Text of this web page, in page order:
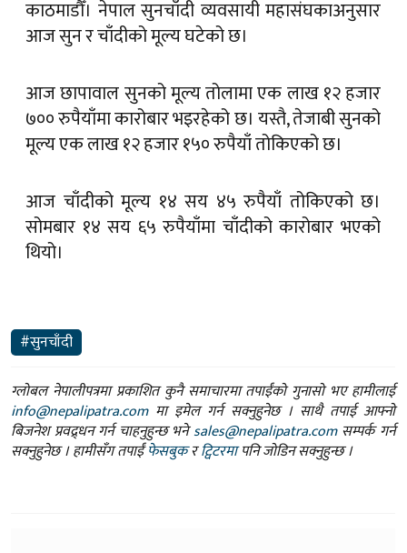
काठमाडौँ। नेपाल सुनचाँदी व्यवसायी महासंघकाअनुसार
आज सुन र चाँदीको मूल्य घटेको छ।
आज छापावाल सुनको मूल्य तोलामा एक लाख १२ हजार
७०० रुपैयाँमा कारोबार भइरहेको छ। यस्तै, तेजाबी सुनको
मूल्य एक लाख १२ हजार १५० रुपैयाँ तोकिएको छ।
आज चाँदीको मूल्य १४ सय ४५ रुपैयाँ तोकिएको छ।
सोमबार १४ सय ६५ रुपैयाँमा चाँदीको कारोबार भएको
थियो।
#सुनचाँदी
ग्लोबल नेपालीपत्रमा प्रकाशित कुनै समाचारमा तपाईंको गुनासो भए हामीलाई
info@nepalipatra.comमा इमेल गर्न सक्नुहुनेछ । साथै तपाई आफ्नो
बिजनेश प्रवद्र्धन गर्न चाहनुहुन्छ भनेsales@nepalipatra.comसम्पर्क गर्न
सक्नुहुनेछ । हामीसँग तपाईंफेसबुकरट्विटरमापनि जोडिन सक्नुहुन्छ ।